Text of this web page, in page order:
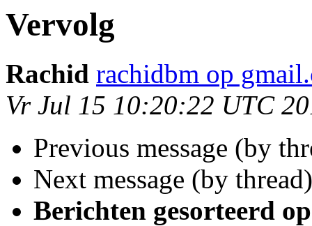
Vervolg
Rachid rachidbm op
Vr Jul 15 10:20:22 UTC
Previous message (by
Next message (by
Berichten gesorteerd